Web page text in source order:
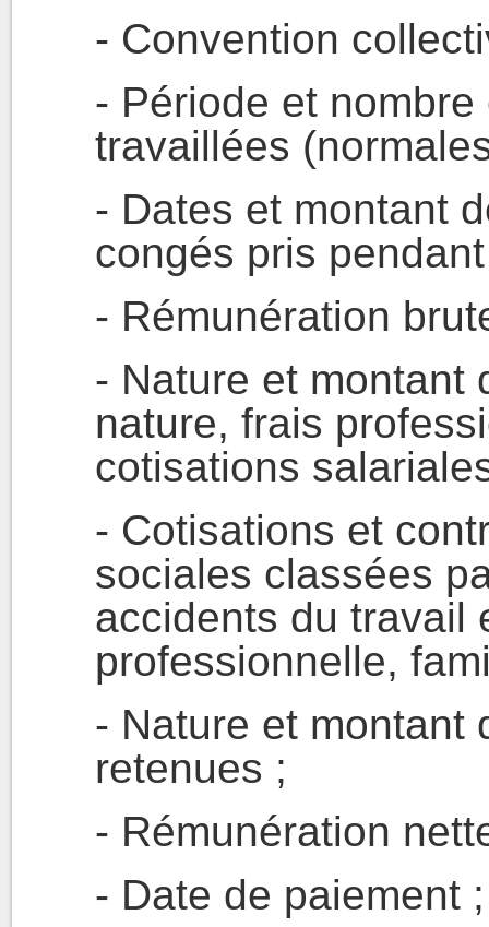
- Convention
- Période et
travaillées
- Dates et montant
congés pris
- Rémunération
- Nature et montant
nature, frais
cotisations
- Cotisations et
sociales classées
accidents du travail
professionnelle,
- Nature et montant
retenues ;
- Rémunération
- Date de paiement ;